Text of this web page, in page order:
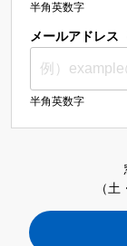
半角英数字
メールアドレス
半角英数字
（